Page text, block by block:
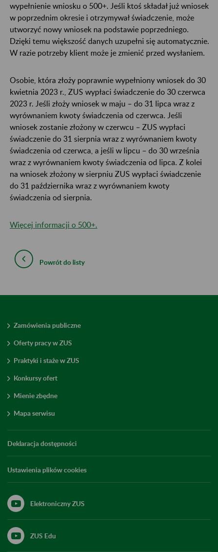
wypełnienie wniosku o 500+. Jeśli ktoś składał już wniosek
w poprzednim okresie i otrzymywał świadczenie, może
utworzyć nowy wniosek na podstawie poprzedniego.
Dzięki temu większość danych uzupełni się automatycznie.
W razie potrzeby klient może je zmienić przed wysłaniem.
Osobie, która złoży poprawnie wypełniony wniosek do 30
kwietnia 2023 r., ZUS wypłaci świadczenie do 30 czerwca
2023 r. Jeśli złoży wniosek w maju – do 31 lipca wraz z
wyrównaniem kwoty świadczenia od czerwca. Jeśli
wniosek zostanie złożony w czerwcu – ZUS wypłaci
świadczenie do 31 sierpnia wraz z wyrównaniem kwoty
świadczenia od czerwca, a jeśli w lipcu – do 30 września
wraz z wyrównaniem kwoty świadczenia od lipca. Z kolei
na wniosek złożony w sierpniu ZUS wypłaci świadczenie
do 31 października wraz z wyrównaniem kwoty
świadczenia od sierpnia.
Więcej informacji o 500+.
Powrót do listy
Zamówienia publiczne
Oferty pracy w ZUS
Praktyki i staże w ZUS
Konkursy ofert
Mienie zbędne
Mapa serwisu
Deklaracja dostępności
Ustawienia plików cookies
Elektroniczny ZUS
ZUS Edu